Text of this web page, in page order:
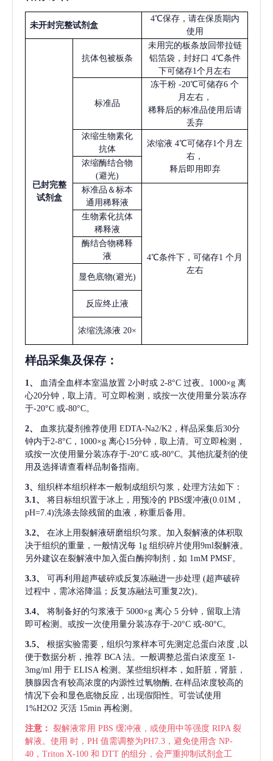
未开封完整试剂盒
4℃保存，请在保质期内
使用
已封完整
试剂盒
抗体包被板条
未用完的板条放回带拉链
铝箔袋，封好口 4℃条件
下可储存1个月左右
标准品
冻干粉 -20℃可储存6 个
月左右，
稀释后的标准品使用后请
丢弃
浓缩生物素化
抗体
浓缩液 4℃可储存1个月左
右，
释后即用即弃
浓缩酶结合物
(避光)
标准品＆标本
通用稀释液
4℃条件下，可储存1 个月
左右
生物素化抗体
稀释液
酶结合物稀释
液
显色底物(避光)
反应终止液
浓缩洗涤液 20×
样品采集及保存 ：
1、 血清全血样本室温放置 2小时或 2-8°C 过夜。1000×g 离
心20分钟，取上清。可立即检测，或按一次使用量分装冻存
于-20°C 或-80°C。
2、 血浆抗凝剂推荐使用 EDTA-Na2/K2，样品采集后30分
钟内于2-8°C，1000×g 离心15分钟，取上清。可立即检测，
或按一次使用量分装冻存于-20°C 或-80°C。其他抗凝剂的使
用及选择请查看样品制备指南。
3、 组织样本组织样本一般制成组织匀浆，处理方法如下：
3.1、
将目标组织置于冰上，用预冷的 PBS缓冲液(0.01M，
pH=7.4)洗涤去除残留的血液，称重后备用。
3.2、
在冰上用裂解液研磨组织匀浆。加入裂解液的体积取
决于组织的重量，一般情况每 1g 组织碎片使用9ml裂解液。
另外建议在裂解液中加入蛋白酶抑制剂，如 1mM PMSF。
3.3、 可再利用超声破碎或反复冻融进一步处理 (超声破碎
过程中，需冰浴降温；反复冻融法可重复2次)。
3.4、 将制备好的匀浆液于 5000×g 离心 5 分钟，留取上清
即可检测。或按一次使用量分装冻存于-20°C 或-80°C。
3.5、 根据实验需要，组织匀浆样本可先测定总蛋白浓度
,以
便于数据分析，推荐 BCA 法。一般调整总蛋白浓度至 1-
3mg/ml 用于 ELISA 检测。某些组织样本，如肝脏，肾脏，
胰腺因含有较高浓度的内源性过氧物酶, 在样品浓度较高的
情况下会和显色底物反应，出现假阳性。可尝试使用
1%H2O2 灭活 15min 再检测。
注意： 裂解液常用 PBS 缓冲液，或使用中等强度 RIPA 裂
解液。使用 时，PH 值需调整为PH7.3，避免使用含 NP-
40，Triton X-100 和 DTT 的组分，会严重抑制试剂盒工